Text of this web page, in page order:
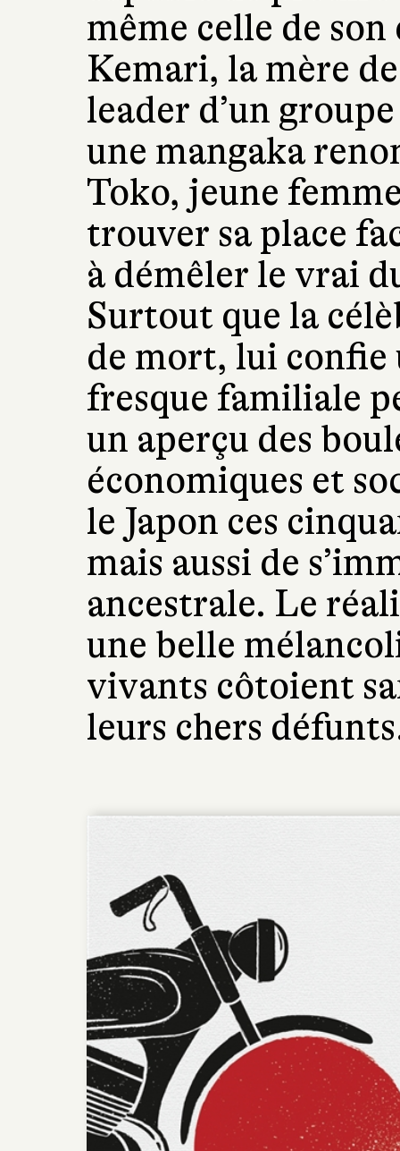
même celle de
Kemari, la mère
leader d’un
une mangaka
Toko, jeune
trouver sa place
à démêler le vrai
Surtout que la
de mort, lui confie
fresque familiale
un aperçu des
économiques et
le Japon ces
mais aussi de
ancestrale. Le
une belle
vivants côtoient
leurs chers